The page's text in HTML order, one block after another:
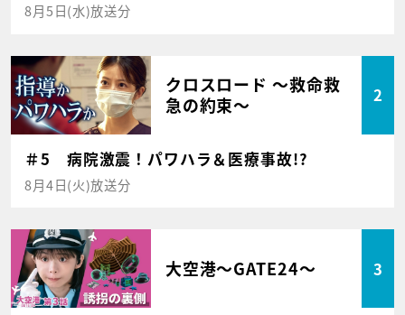
8月5日(水)放送分
クロスロード ～救命救
急の約束～
2
＃5 病院激震！パワハラ＆医療事故!?
8月4日(火)放送分
大空港～GATE24～ 3